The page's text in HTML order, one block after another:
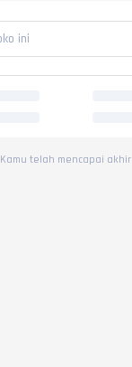
Kamu telah mencapai akhir